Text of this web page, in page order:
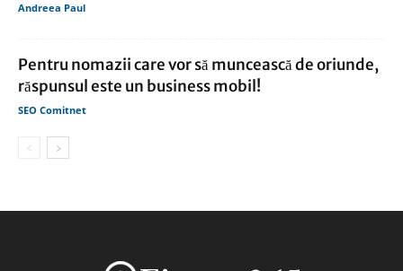
Andreea Paul
Pentru nomazii care vor să muncească de oriunde,
răspunsul este un business mobil!
SEO Comitnet